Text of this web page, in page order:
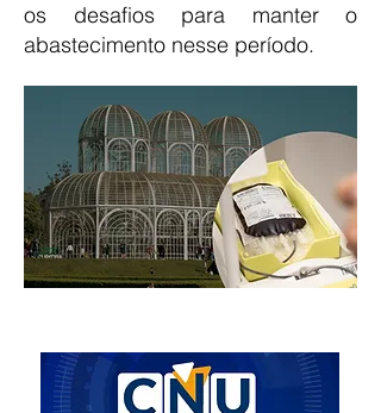
os desafios para manter o
abastecimento nesse período.